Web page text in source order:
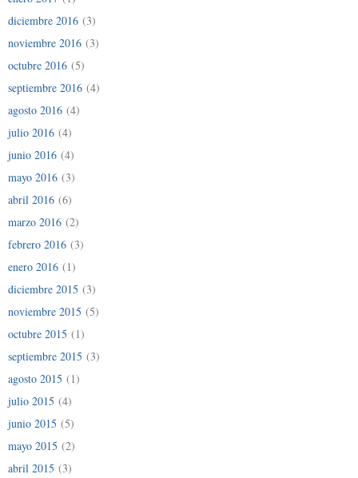
diciembre 2016 (3)
noviembre 2016 (3)
octubre 2016 (5)
septiembre 2016 (4)
agosto 2016 (4)
julio 2016 (4)
junio 2016 (4)
mayo 2016 (3)
abril 2016 (6)
marzo 2016 (2)
febrero 2016 (3)
enero 2016 (1)
diciembre 2015 (3)
noviembre 2015 (5)
octubre 2015 (1)
septiembre 2015 (3)
agosto 2015 (1)
julio 2015 (4)
junio 2015 (5)
mayo 2015 (2)
abril 2015 (3)